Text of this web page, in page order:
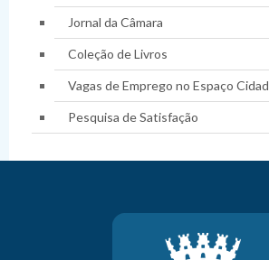
Jornal da Câmara
Coleção de Livros
Vagas de Emprego no Espaço
Pesquisa de Satisfação